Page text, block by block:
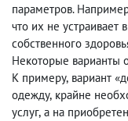
параметров.
что их не устраивает
собственного
Некоторые варианты
К примеру, вариант
одежду, крайне
услуг, а на